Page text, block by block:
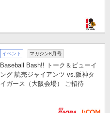
イベント マガジン8月号
Baseball Bash!! トーク＆ビューイ
ング 読売ジャイアンツ vs.阪神タ
イガース（大阪会場） ご招待